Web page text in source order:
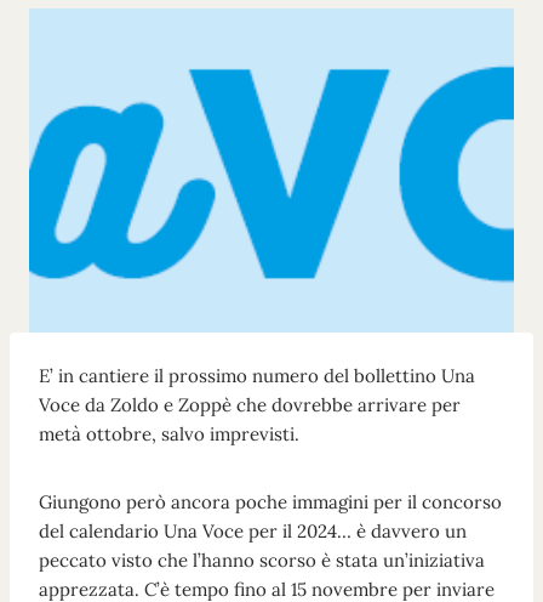
E’ in cantiere il prossimo numero del bollettino Una
Voce da Zoldo e Zoppè che dovrebbe arrivare per
metà ottobre, salvo imprevisti.
Giungono però ancora poche immagini per il concorso
del calendario Una Voce per il 2024… è davvero un
peccato visto che l’hanno scorso è stata un’iniziativa
apprezzata. C’è tempo fino al 15 novembre per inviare